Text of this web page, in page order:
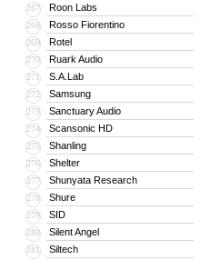
267 Roon Labs
268 Rosso Fiorentino
269 Rotel
270 Ruark Audio
271 S.A.Lab
272 Samsung
273 Sanctuary Audio
274 Scansonic HD
275 Shanling
276 Shelter
277 Shunyata Research
278 Shure
279 SID
280 Silent Angel
281 Siltech